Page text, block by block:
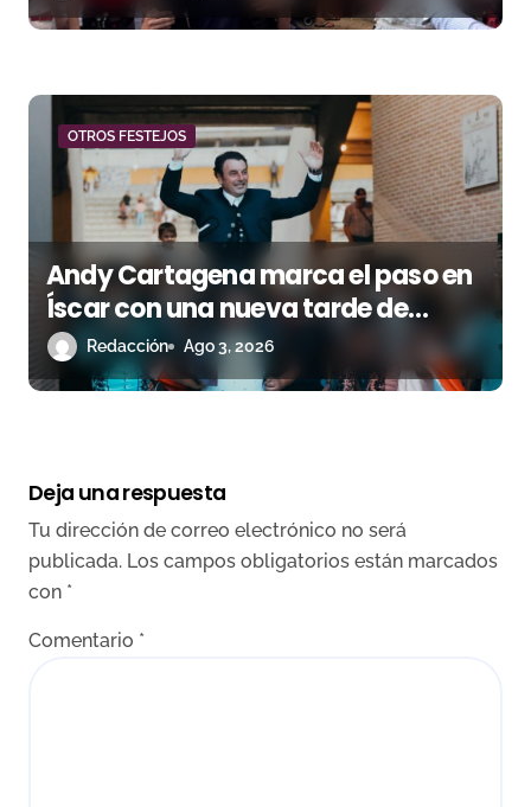
OTROS FESTEJOS
Andy Cartagena marca el paso en
Íscar con una nueva tarde de
triunfoRedacción Ago 3, 2026
Deja una respuesta
Tu dirección de correo electrónico no será
publicada. Los campos obligatorios están marcados
con *
Comentario *